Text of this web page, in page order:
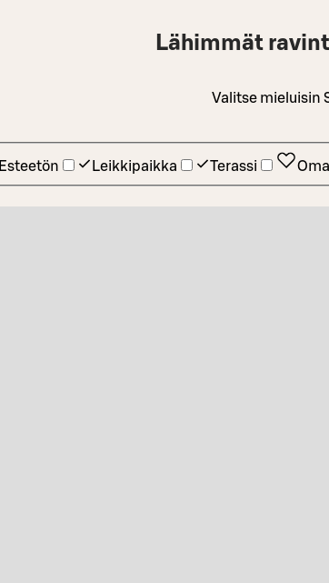
Lähimmät
Valitse mieluisin
Esteetön Leikkipaikka Terassi